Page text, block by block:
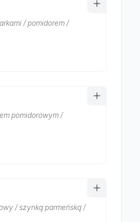
/ pomidorem /
pomidorowym /
/ szynką parmeńską /